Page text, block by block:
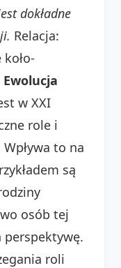
dokładne
Relacja:
koło-
Ewolucja
w XXI
role i
to na
są
osób tej
perspektywę.
roli